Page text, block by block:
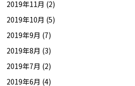
2019年11月 (2)
2019年10月 (5)
2019年9月 (7)
2019年8月 (3)
2019年7月 (2)
2019年6月 (4)